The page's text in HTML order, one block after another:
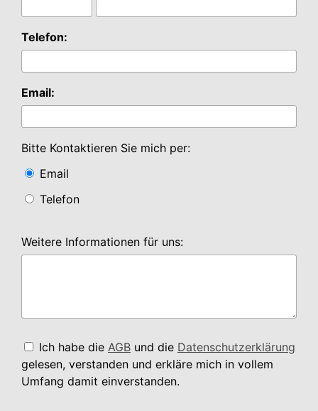
Telefon:
Email:
Bitte Kontaktieren Sie mich per:
Email
Telefon
Weitere Informationen für uns:
Ich habe die AGB und die Datenschutzerklärung
gelesen, verstanden und erkläre mich in vollem
Umfang damit einverstanden.